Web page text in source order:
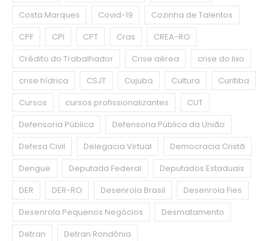
Costa Marques
Covid-19
Cozinha de Talentos
CPF
CPI CPT Cras
CREA-RO
Crédito do Trabalhador
Crise aérea
crise do lixo
crise hídrica
CSJT Cujuba Cultura
Curitiba
Cursos
cursos profissionalizantes
CUT
Defensoria Pública
Defensoria Pública da União
Defesa Civil
Delegacia Virtual
Democracia Cristã
Dengue
Deputada Federal
Deputados Estaduais
DER
DER-RO Desenrola Brasil
Desenrola Fies
Desenrola Pequenos Negócios
Desmatamento
Detran
Detran Rondônia